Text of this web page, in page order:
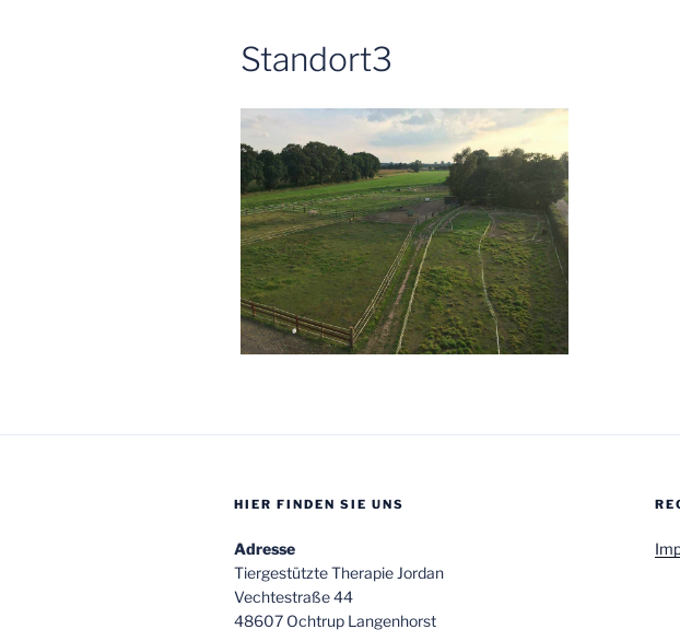
Standort3
HIER FINDEN SIE UNS
Adresse
Tiergestützte Therapie Jordan
Vechtestraße 44
48607 Ochtrup Langenhorst